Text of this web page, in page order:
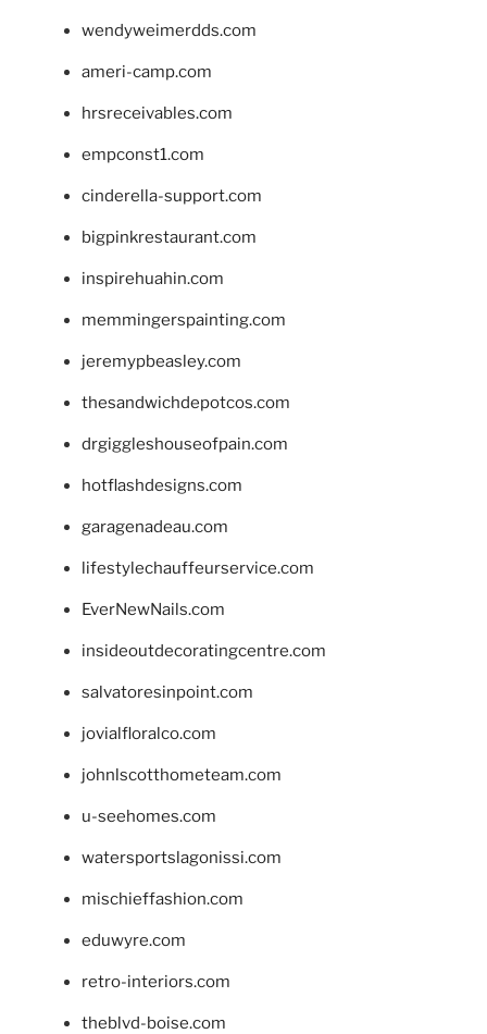
wendyweimerdds.com
ameri-camp.com
hrsreceivables.com
empconst1.com
cinderella-support.com
bigpinkrestaurant.com
inspirehuahin.com
memmingerspainting.com
jeremypbeasley.com
thesandwichdepotcos.com
drgiggleshouseofpain.com
hotflashdesigns.com
garagenadeau.com
lifestylechauffeurservice.com
EverNewNails.com
insideoutdecoratingcentre.com
salvatoresinpoint.com
jovialfloralco.com
johnlscotthometeam.com
u-seehomes.com
watersportslagonissi.com
mischieffashion.com
eduwyre.com
retro-interiors.com
theblvd-boise.com